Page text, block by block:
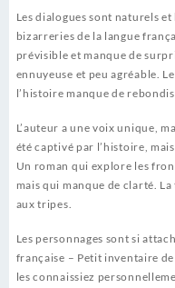
Les dialogues sont naturels
bizarreries de la langue
prévisible et manque de
ennuyeuse et peu agréable.
l’histoire manque de
L’auteur a une voix unique,
été captivé par l’histoire,
Un roman qui explore les
mais qui manque de clarté.
aux tripes.
Les personnages sont si
française – Petit inventaire
les connaissiez